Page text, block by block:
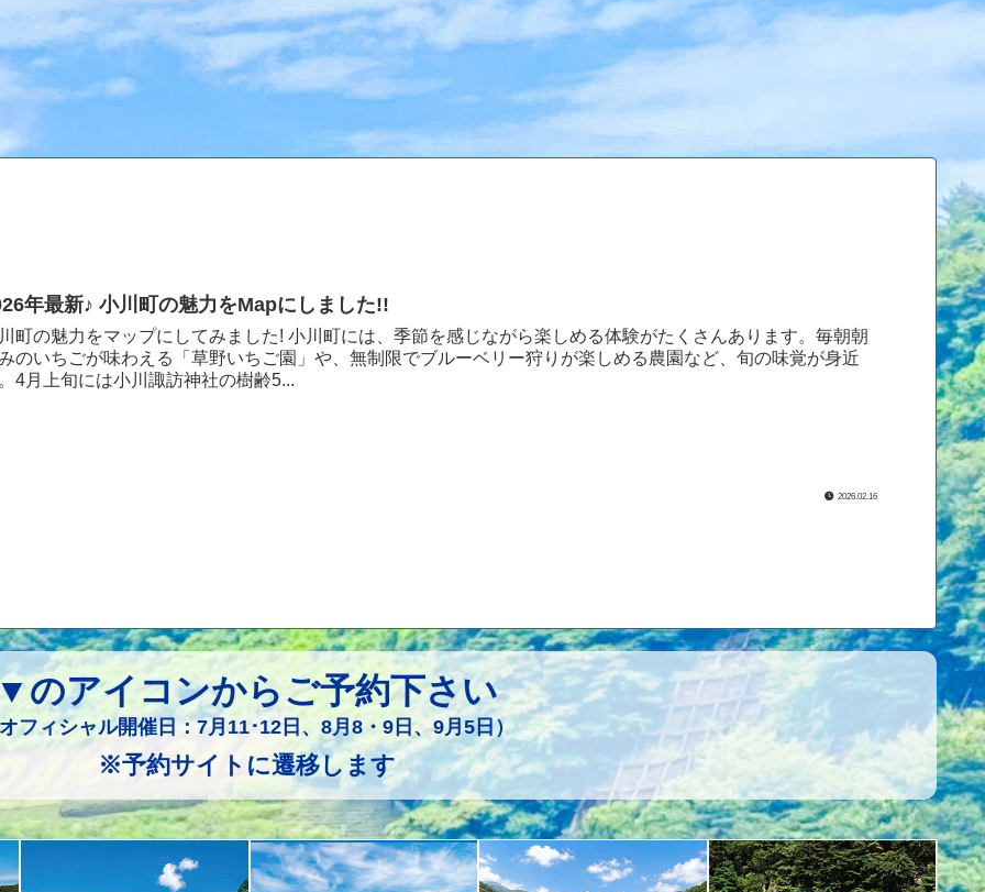
年最新♪ 小川町の魅力をMapにしました!!
町の魅力をマップにしてみました! 小川町には、季節を感じながら楽しめる体験がたくさんあります。毎朝朝
のいちごが味わえる「草野いちご園」や、無制限でブルーベリー狩りが楽しめる農園など、旬の味覚が身近
4月上旬には小川諏訪神社の樹齢5...
2026.02.16
のアイコンからご予約下さい
フィシャル開催日：7月11･12日、8月8・9日、9月5日）
※予約サイトに遷移します